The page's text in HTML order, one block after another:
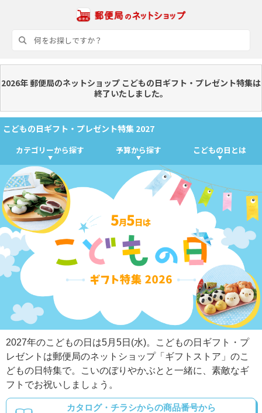
2026年 郵便局のネットショップ こどもの日ギフト・プレゼント特集は
終了いたしました。
こどもの日ギフト・プレゼント特集 2027
カテゴリーから探す 予算から探す こどもの日とは
2027年のこどもの日は5月5日(水)。こどもの日ギフト・プ
レゼントは郵便局のネットショップ「ギフトストア」のこ
どもの日特集で。こいのぼりやかぶとと一緒に、素敵なギ
フトでお祝いしましょう。
カタログ・チラシからの商品番号から